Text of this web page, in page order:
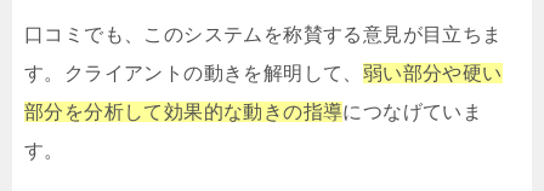
口コミでも、このシステムを称賛する意見が目立ちま
す。クライアントの動きを解明して、 弱い部分や硬い
部分を分析して効果的な動きの指導につなげていま
す。